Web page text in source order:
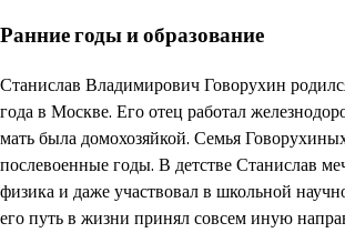
Ранние годы и образование
Станислав Владимирович Говорухин
года в Москве. Его отец работал
мать была домохозяйкой. Семья
послевоенные годы. В детстве Станислав
физика и даже участвовал в школьной
его путь в жизни принял совсем иную